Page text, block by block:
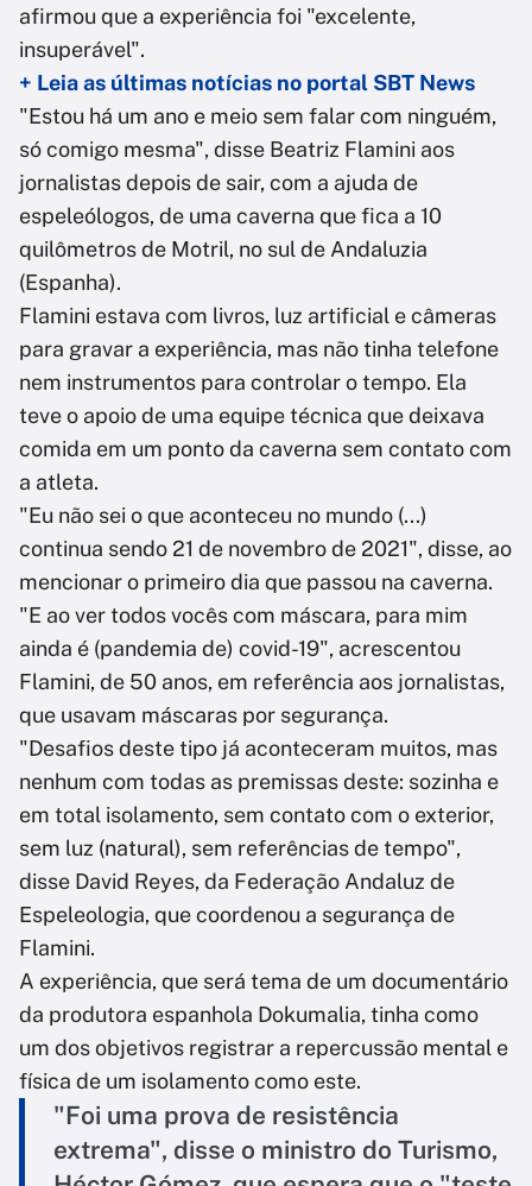
afirmou que a experiência foi "excelente,
insuperável".
+ Leia as últimas notícias no portal SBT News
"Estou há um ano e meio sem falar com ninguém,
só comigo mesma", disse Beatriz Flamini aos
jornalistas depois de sair, com a ajuda de
espeleólogos, de uma caverna que fica a 10
quilômetros de Motril, no sul de Andaluzia
(Espanha).
Flamini estava com livros, luz artificial e câmeras
para gravar a experiência, mas não tinha telefone
nem instrumentos para controlar o tempo. Ela
teve o apoio de uma equipe técnica que deixava
comida em um ponto da caverna sem contato com
a atleta.
"Eu não sei o que aconteceu no mundo (...)
continua sendo 21 de novembro de 2021", disse, ao
mencionar o primeiro dia que passou na caverna.
"E ao ver todos vocês com máscara, para mim
ainda é (pandemia de) covid-19", acrescentou
Flamini, de 50 anos, em referência aos jornalistas,
que usavam máscaras por segurança.
"Desafios deste tipo já aconteceram muitos, mas
nenhum com todas as premissas deste: sozinha e
em total isolamento, sem contato com o exterior,
sem luz (natural), sem referências de tempo",
disse David Reyes, da Federação Andaluz de
Espeleologia, que coordenou a segurança de
Flamini.
A experiência, que será tema de um documentário
da produtora espanhola Dokumalia, tinha como
um dos objetivos registrar a repercussão mental e
física de um isolamento como este.
"Foi uma prova de resistência
extrema", disse o ministro do Turismo,